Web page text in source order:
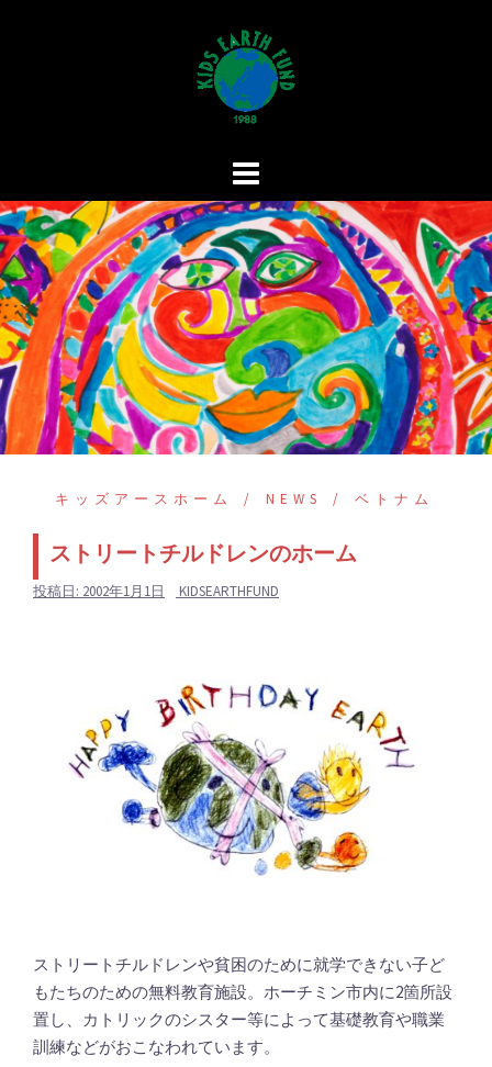
キ
ッ
プ
キッズアースホーム NEWS ベトナム
ストリートチルドレンのホーム
投稿日: 2002年1月1日 KIDSEARTHFUND
ストリートチルドレンや貧困のために就学できない子ど
もたちのための無料教育施設。ホーチミン市内に2箇所設
置し、カトリックのシスター等によって基礎教育や職業
訓練などがおこなわれています。